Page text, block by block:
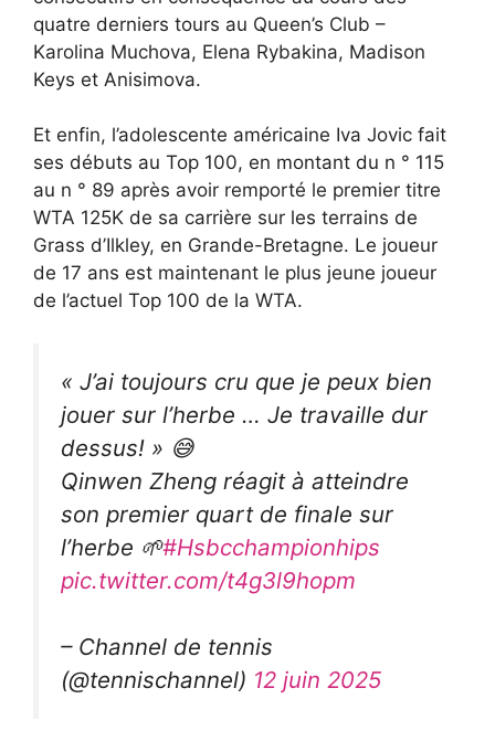
quatre derniers tours au Queen’s Club –
Karolina Muchova, Elena Rybakina, Madison
Keys et Anisimova.
Et enfin, l’adolescente américaine Iva Jovic fait
ses débuts au Top 100, en montant du n ° 115
au n ° 89 après avoir remporté le premier titre
WTA 125K de sa carrière sur les terrains de
Grass d’Ilkley, en Grande-Bretagne. Le joueur
de 17 ans est maintenant le plus jeune joueur
de l’actuel Top 100 de la WTA.
« J’ai toujours cru que je peux bien
jouer sur l’herbe … Je travaille dur
dessus! » 😅
Qinwen Zheng réagit à atteindre
son premier quart de finale sur
l’herbe 🌱#Hsbcchampionhips
pic.twitter.com/t4g3l9hopm
– Channel de tennis
(@tennischannel) 12 juin 2025